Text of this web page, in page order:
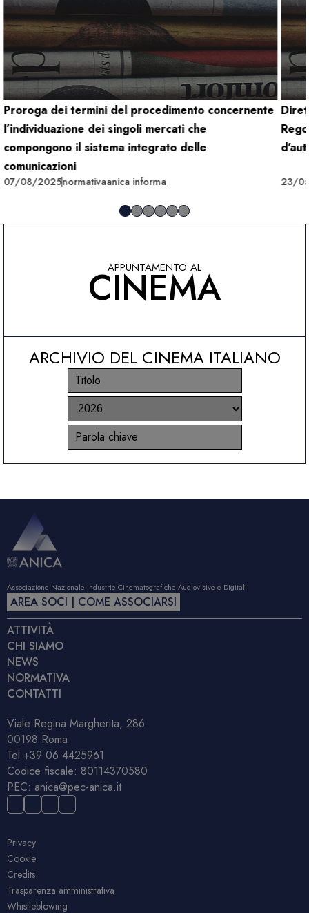
Proroga dei termini del procedimento concernente
l’individuazione dei singoli mercati che
compongono il sistema integrato delle
comunicazioni
07/08/2025normativaanica informa 23/
APPUNTAMENTO AL
CINEMA
ARCHIVIO DEL CINEMA ITALIANO
Associazione Nazionale Industrie Cinematografiche Audiovisive e Digitali
AREA SOCI | COME ASSOCIARSI
ATTIVITÀ
CHI SIAMO
NEWS
NORMATIVA
CONTATTI
Viale Regina Margherita, 286
00198 Roma
Tel +39 06 4425961
Codice fiscale: 80114370580
PEC: anica@pec-anica.it
Privacy
Cookie
Credits
Trasparenza amministrativa
Whistleblowing